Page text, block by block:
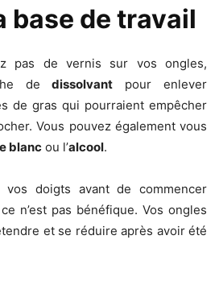
base de travail
pas de vernis sur vos ongles,
dedissolvant pour enlever
de gras qui pourraient empêcher
Vous pouvez également vous
blanc ou l’alcool.
vos doigts avant de commencer
n’est pas bénéfique. Vos ongles
et se réduire après avoir été